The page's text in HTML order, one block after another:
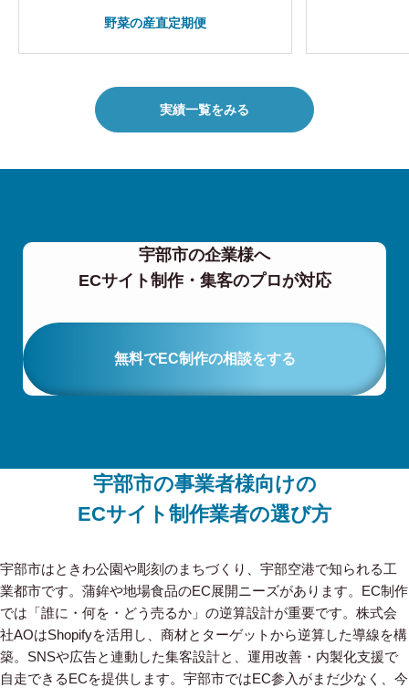
野菜の産直定期便
実績一覧をみる
宇部市の企業様へ
ECサイト制作・集客のプロが対応
無料でEC制作の相談をする
宇部市の事業者様向けの
ECサイト制作業者の選び方
宇部市はときわ公園や彫刻のまちづくり、宇部空港で知られる工
業都市です。蒲鉾や地場食品のEC展開ニーズがあります。EC制作
では「誰に・何を・どう売るか」の逆算設計が重要です。株式会
社AOはShopifyを活用し、商材とターゲットから逆算した導線を構
築。SNSや広告と連動した集客設計と、運用改善・内製化支援で
自走できるECを提供します。宇部市ではEC参入がまだ少なく、今